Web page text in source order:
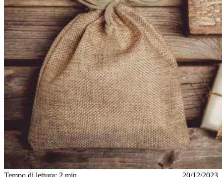
Tempo di lettura: 2 min
20/12/2023